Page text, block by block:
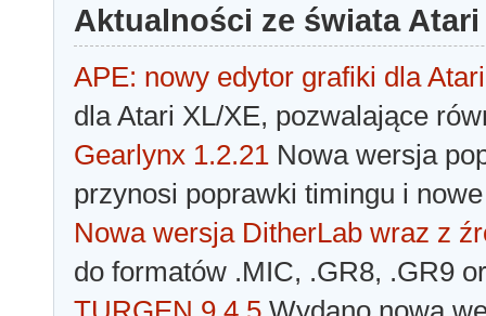
Aktualności ze świata Atari
APE: nowy edytor grafiki dla Atari
dla Atari XL/XE, pozwalające
Gearlynx 1.2.21 Nowa wersja
przynosi poprawki timingu i
Nowa wersja DitherLab wraz z
do formatów .MIC, .GR8, .GR9